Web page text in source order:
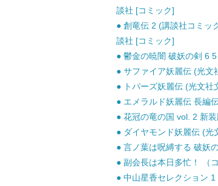
談社 [コミック]
● 創竜伝 2 (講談社コミッ
談社 [コミック]
● 鬱金の暁闇 破妖の剣 6
● サファイア妖麗伝 (光文
● トパーズ妖麗伝 (光文社
● エメラルド妖麗伝 長編
● 花冠の竜の国 vol. 2 新
● ダイヤモンド妖麗伝 (光
● 言ノ葉は呪縛する 破妖
● 副会長は本日多忙！ （
● 中山星香セレクション